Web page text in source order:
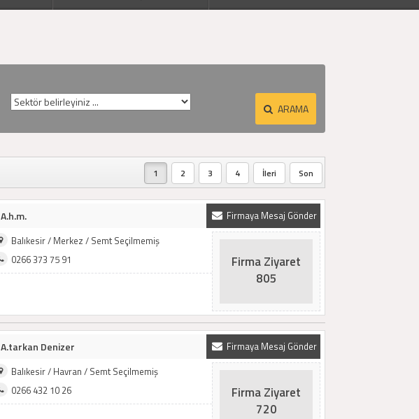
ARAMA
1 2 3 4 İleri Son
Firmaya Mesaj Gönder
A.h.m.
Balıkesir / Merkez / Semt Seçilmemiş
0266 373 75 91
Firma Ziyaret
805
Firmaya Mesaj Gönder
A.tarkan Denizer
Balıkesir / Havran / Semt Seçilmemiş
0266 432 10 26
Firma Ziyaret
720